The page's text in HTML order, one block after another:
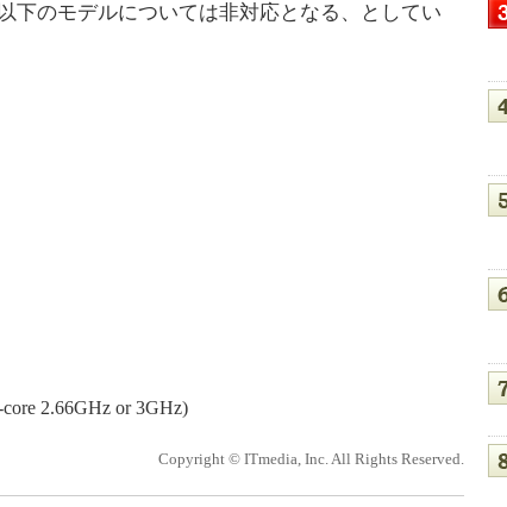
下のモデルについては非対応となる、としてい
2.66GHz or 3GHz)
Copyright © ITmedia, Inc. All Rights Reserved.